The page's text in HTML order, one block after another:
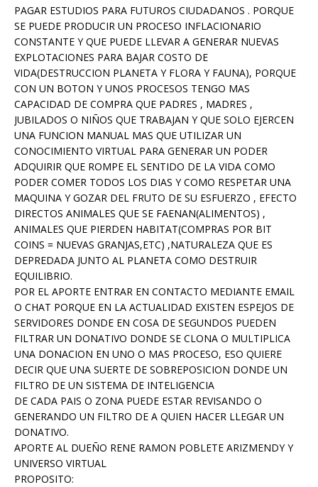
PAGAR ESTUDIOS PARA FUTUROS CIUDADANOS . PORQUE
SE PUEDE PRODUCIR UN PROCESO INFLACIONARIO
CONSTANTE Y QUE PUEDE LLEVAR A GENERAR NUEVAS
EXPLOTACIONES PARA BAJAR COSTO DE
VIDA(DESTRUCCION PLANETA Y FLORA Y FAUNA), PORQUE
CON UN BOTON Y UNOS PROCESOS TENGO MAS
CAPACIDAD DE COMPRA QUE PADRES , MADRES ,
JUBILADOS O NIÑOS QUE TRABAJAN Y QUE SOLO EJERCEN
UNA FUNCION MANUAL MAS QUE UTILIZAR UN
CONOCIMIENTO VIRTUAL PARA GENERAR UN PODER
ADQUIRIR QUE ROMPE EL SENTIDO DE LA VIDA COMO
PODER COMER TODOS LOS DIAS Y COMO RESPETAR UNA
MAQUINA Y GOZAR DEL FRUTO DE SU ESFUERZO , EFECTO
DIRECTOS ANIMALES QUE SE FAENAN(ALIMENTOS) ,
ANIMALES QUE PIERDEN HABITAT(COMPRAS POR BIT
COINS = NUEVAS GRANJAS,ETC) ,NATURALEZA QUE ES
DEPREDADA JUNTO AL PLANETA COMO DESTRUIR
EQUILIBRIO.
POR EL APORTE ENTRAR EN CONTACTO MEDIANTE EMAIL
O CHAT PORQUE EN LA ACTUALIDAD EXISTEN ESPEJOS DE
SERVIDORES DONDE EN COSA DE SEGUNDOS PUEDEN
FILTRAR UN DONATIVO DONDE SE CLONA O MULTIPLICA
UNA DONACION EN UNO O MAS PROCESO, ESO QUIERE
DECIR QUE UNA SUERTE DE SOBREPOSICION DONDE UN
FILTRO DE UN SISTEMA DE INTELIGENCIA
DE CADA PAIS O ZONA PUEDE ESTAR REVISANDO O
GENERANDO UN FILTRO DE A QUIEN HACER LLEGAR UN
DONATIVO.
APORTE AL DUEÑO RENE RAMON POBLETE ARIZMENDY Y
UNIVERSO VIRTUAL
PROPOSITO: